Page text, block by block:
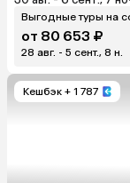
Выгодные туры на
от 80 653 ₽
28 авг. - 5 сент., 8 н.
Кешбэк + 1 787